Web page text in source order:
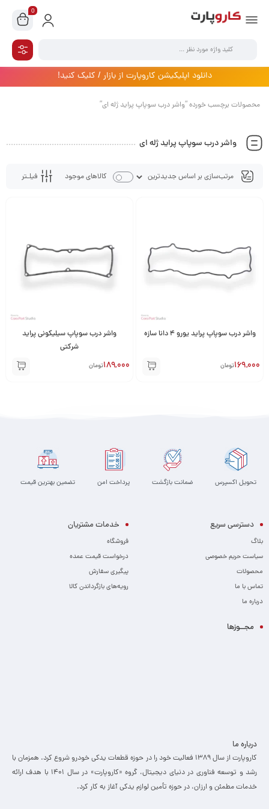
0
دانلود اپلیکیشن کاروپارت از بازار / کلیک کنید!
محصولات برچسب خورده “واشر درب سوپاپ پراید ژله ای”
واشر درب سوپاپ پراید ژله ای
فیلـتر کالاهای موجود
واشر درب سوپاپ پراید یورو 4 دانا سازه
169,000تومان
واشر درب سوپاپ سیلیکونی پراید
شرکتی
189,000تومان
تحویل اکسپرس ضمانت بازگشت پرداخت امن تضمین بهترین قیمت
دسترسی سریع
بلاگ
سیاست حریم خصوصی
محصولات
تماس با ما
درباره ما
خدمات مشتریان
فروشگاه
درخواست قیمت عمده
پیگیری سفارش
رویه‌های بازگرداندن کالا
مجــوزها
درباره ما
کاروپارت از سال ۱۳۸۹ فعالیت خود را در حوزه قطعات یدکی خودرو شروع کرد. همزمان با
رشد و توسعه فناوری در دنیای دیجیتال، گروه «کاروپارت» در سال ۱۴۰۱ با هدف ارائه
خدمات مطمئن و ارزان، ­در حوزه تأمین لوازم یدکی آغاز به کار کرد.